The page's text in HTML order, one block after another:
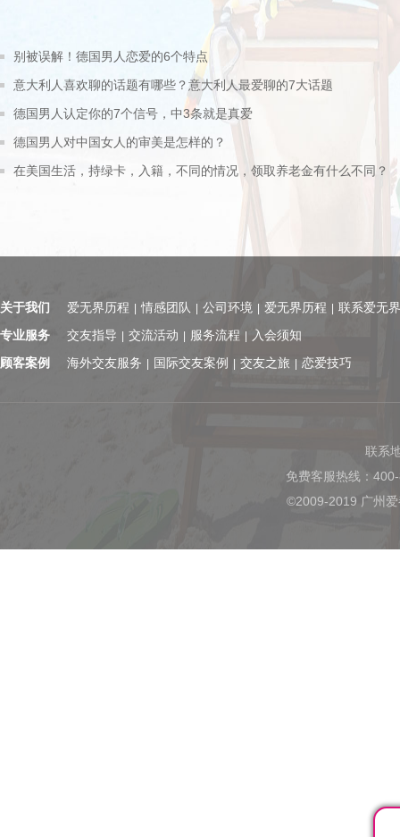
别被误解！德国男人恋爱的6个特点
意大利人喜欢聊的话题有哪些？意大利人最爱聊的7大话题
德国男人认定你的7个信号，中3条就是真爱
德国男人对中国女人的审美是怎样的？
在美国生活，持绿卡，入籍，不同的情况，领取养老金有什么不同？
关于我们 爱无界历程 情感团队 公司环境 爱无界历程
联系爱无界
专业服务
交友指导 交流活动 服务流程
入会须知
顾客案例
海外交友服务 国际交友案例 交友之旅 恋爱技巧
联系
免费客服热线：400-
©2009-2019 广州